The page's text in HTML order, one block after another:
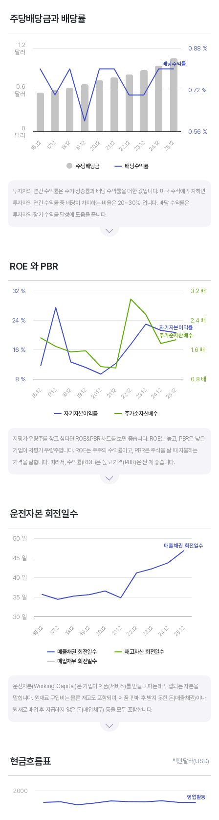
비교해서 보는 것이 좋습니다. 그외 이자보상배율과 현금흐름표를 함께 체크하면, 부도
주당배당금과 배당률
Chart
Combination chart with 2 data series.
View as data table, Chart
The chart has 2 Y axes displaying values, and values.
주당배당금 배당수익률
16.12 17.12 18.12 19.12 20.12 21.12 22.12 23.12 24.12 25.12
0
달러
0.6
달러
1.2
달러
0.56 %
0.72 %
0.88 %
배당수익률
투자자의 연간 수익률은 주가 상승률과 배당 수익률을 더한 값입니다. 미국 주식에 투자하면
투자자의 연간 수익률 중 배당이 차지하는 비율은 20~30% 입니다. 배당 수익률은
투자자의 장기 수익률 달성에 도움을 줍니다.
주당배당금의 비율입니다. 예를 들어 A 주식을 주당 100 달러에 매수하고 주당배당금으로
라고 하면, 시가배당률은 1.5% 이상이면 배당 매력이 있는 기업이고 배당수익률은
ROE 와 PBR
Chart
Line chart with 2 lines.
The chart has 1 X axis displaying categories.
The chart has 2 Y axes displaying values, and values.
자기자본이익률 주가순자산배수
16.12 17.12 18.12 19.12 20.12 21.12 22.12 23.12 24.12 25.12
8 %
16 %
24 %
32 %
0.8 배
1.6 배
2.4 배
3.2 배
자기자본이익률
주가순자산배수
저평가 우량주를 찾고 싶다면 ROE&PBR 차트를 보면 좋습니다. ROE는 높고, PBR은 낮은
기업이 저평가 우량주입니다. ROE는 주주의 수익률이고, PBR은 주식을 살 때 지불하는
가격을 말합니다. 따라서, 수익률(ROE)은 높고 가격(PBR)은 싼 게 좋습니다.
운전자본 회전일수
Chart
Line chart with 3 lines.
The chart has 1 X axis displaying categories.
The chart has 2 Y axes displaying values, and values.
매출채권 회전일수
재고자산 회전일수
매입채무 회전일수
16.12 17.12 18.12 19.12 20.12 21.12 22.12 23.12 24.12 25.12
30 일
35 일
40 일
45 일
50 일
매출채권 회전일수
운전자본(Working Capital)은 기업이 제품(서비스)를 만들고 파는데 투입되는 자본을
말합니다. 원재료 구입비는 물론 재고도 포함되며, 제품 판매 후 받지 못한 돈(매출채권)이나
원재료 매입 후 지급하지 않은 돈(매입채무) 등을 모두 포함합니다.
높습니다. 따라서 운전자본 규모 보다는 현금이 잘 돌고 있는지를 확인할 수 있는 운전자본
운전자본 회전일수는 낮을 수록 좋습니다. 운전자본 회전일수가 낮으면 회사의 현금 회전이
빠릅니다. 현금 → 원재료 → 제품 → 매출채권 → 현금으로 회수되는 기간이 짧아 회사의
현금흐름표 백만달러(USD)
Chart
View as data table, Chart
The chart has 1 X axis displaying categories.
2000
영업활동